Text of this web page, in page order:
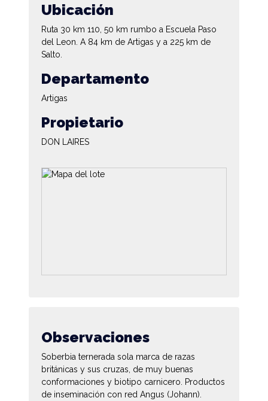
Ubicación
Ruta 30 km 110, 50 km rumbo a Escuela Paso
del Leon. A 84 km de Artigas y a 225 km de
Salto.
Departamento
Artigas
Propietario
DON LAIRES
Observaciones
Soberbia ternerada sola marca de razas
británicas y sus cruzas, de muy buenas
conformaciones y biotipo carnicero. Productos
de inseminación con red Angus (Johann).